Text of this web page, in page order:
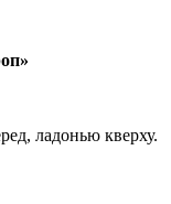
ладонью кверху.